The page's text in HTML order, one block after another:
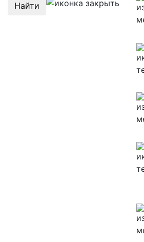
Найти